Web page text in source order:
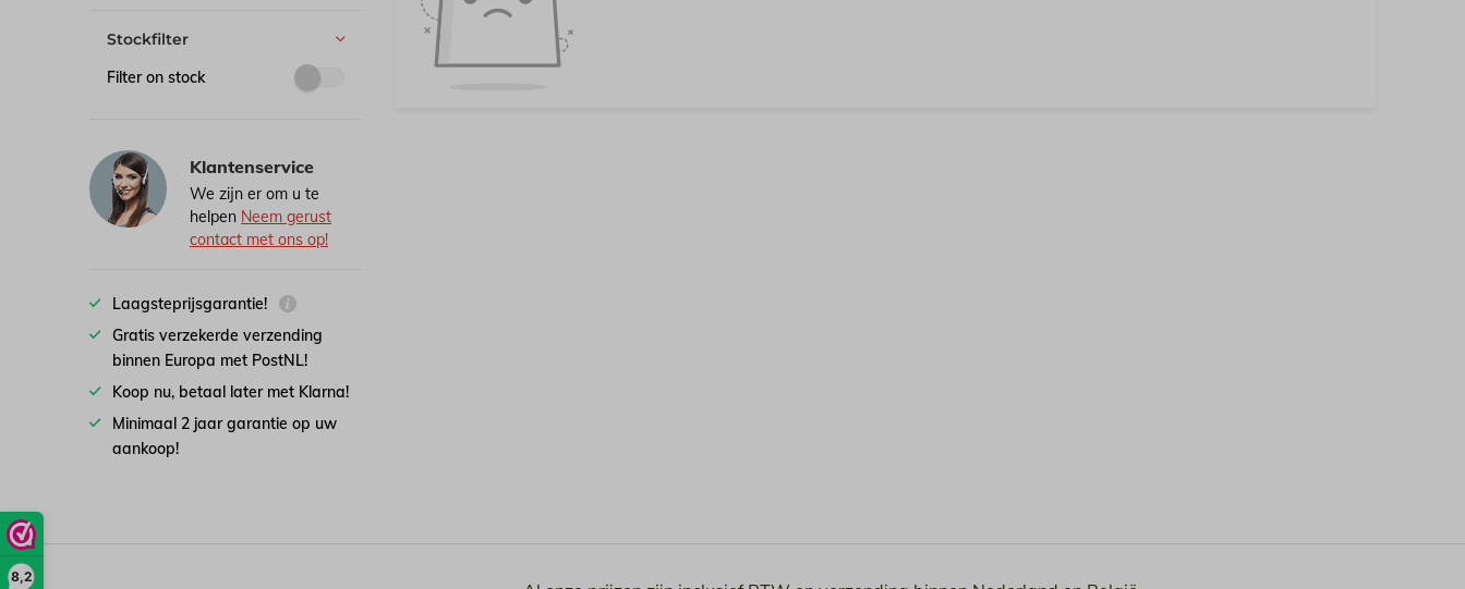
8,2
Stockfilter
Filter on stock
Klantenservice
We zijn er om u te
helpen Neem gerust
contact met ons op!
Laagsteprijsgarantie!
Gratis verzekerde verzending
binnen Europa met PostNL!
Koop nu, betaal later met Klarna!
Minimaal 2 jaar garantie op uw
aankoop!